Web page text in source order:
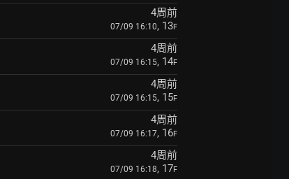
4周前
07/09 16:10, 13F
4周前
07/09 16:15, 14F
4周前
07/09 16:15, 15F
4周前
07/09 16:17, 16F
4周前
07/09 16:18, 17F